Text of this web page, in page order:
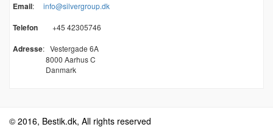
Email: info@silvergroup.dk
Telefon +45 42305746
Adresse: Vestergade 6A
8000 Aarhus C
Danmark
© 2016, Bestik.dk, All rights reserved